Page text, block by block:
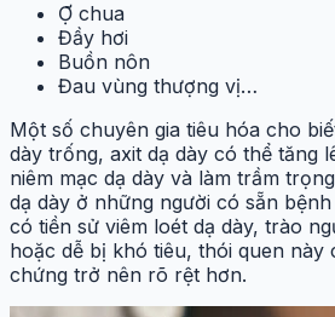
Ợ chua
Đầy hơi
Buồn nôn
Đau vùng thượng vị…
Một số chuyên gia tiêu hóa cho
dày trống, axit dạ dày có thể tăng
niêm mạc dạ dày và làm trầm
dạ dày ở những người có sẵn
có tiền sử viêm loét dạ dày, trào
hoặc dễ bị khó tiêu, thói quen này
chứng trở nên rõ rệt hơn.